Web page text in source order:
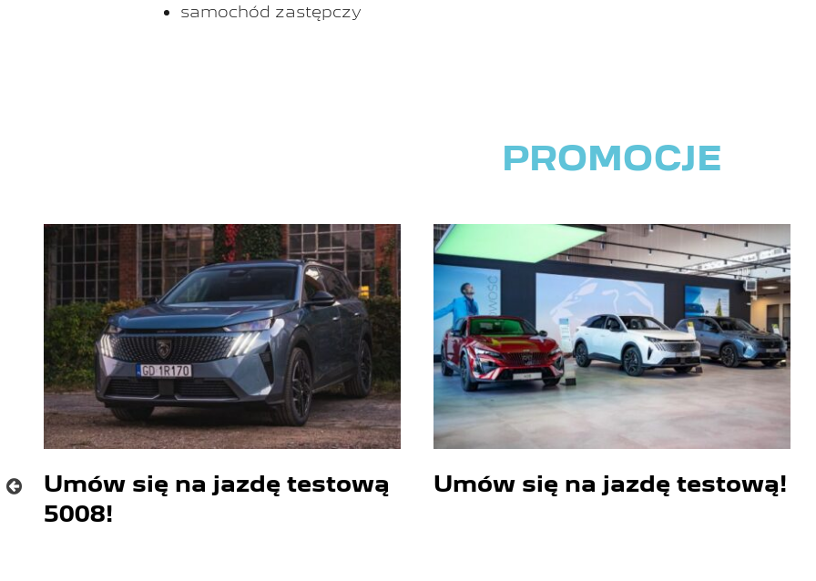
samochód zastępczy
PROMOCJE
Umów się na jazdę testową
5008!
Umów się na jazdę testową!